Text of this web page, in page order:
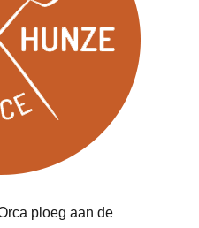
ploeg aan de